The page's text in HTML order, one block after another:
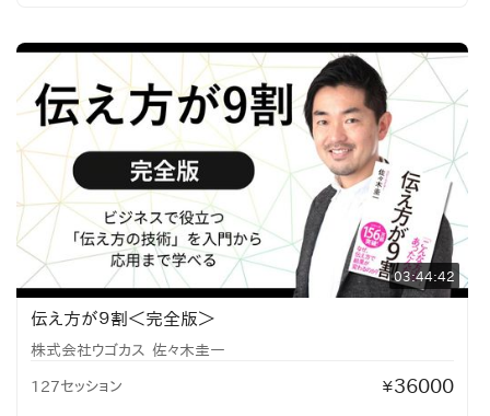
03:44:42
伝え方が９割＜完全版＞
株式会社ウゴカス 佐々木圭一
127セッション ¥36000